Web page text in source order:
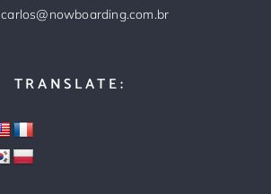
carlos@nowboarding.com.br
TRANSLATE: